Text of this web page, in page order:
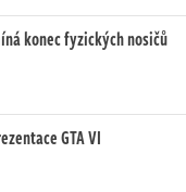
konec fyzických nosičů
GTA VI